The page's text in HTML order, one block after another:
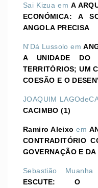
Sai Kizua emA
ECONÓMICA: A
ANGOLA PRECISA
N'Dá Lussolo em
A UNIDADE
TERRITÓRIOS; UM
COESÃO E O
JOAQUIM
CACIMBO (1)
Ramiro Aleixo em
CONTRADITÓRIO
GOVERNAÇÃO E
Sebastião Muanha
ESCUTE: O